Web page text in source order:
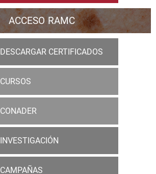
ACCESO RAMC
DESCARGAR CERTIFICADOS
CURSOS
CONADER
INVESTIGACIÓN
CAMPAÑAS